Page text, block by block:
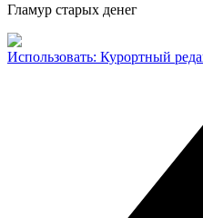
Гламур старых денег
Использовать: Курортный